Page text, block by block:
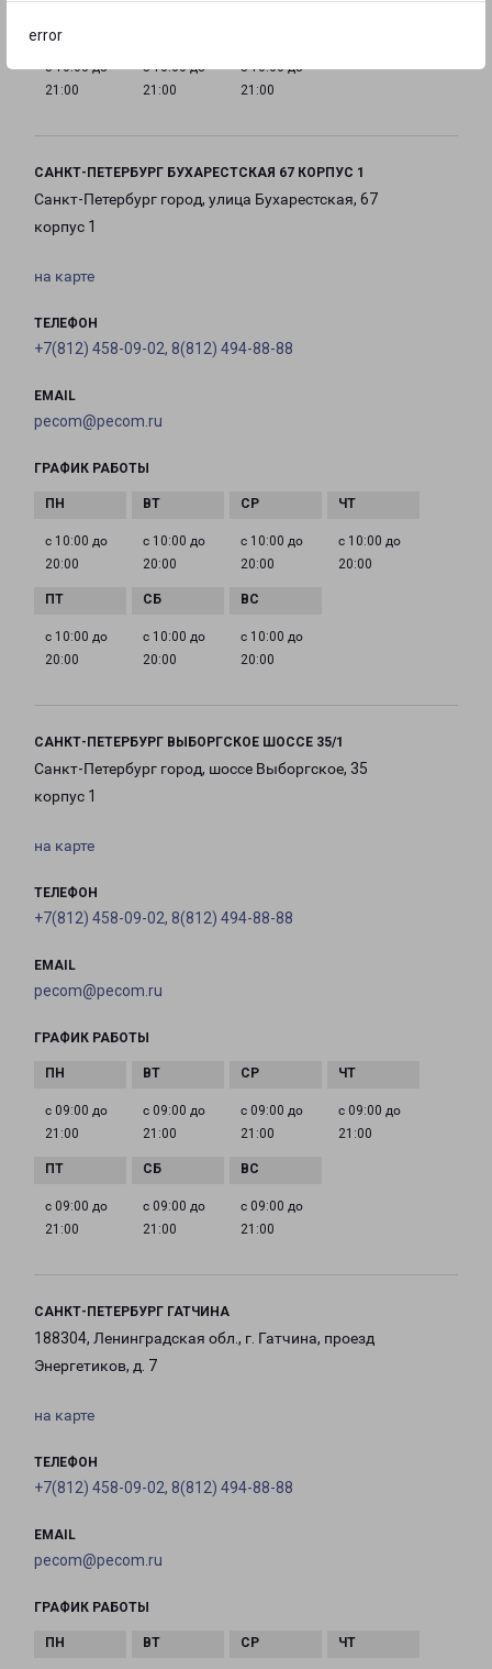
error
с 10:00 до
21:00
с 10:00 до
21:00
с 10:00 до
21:00
САНКТ-ПЕТЕРБУРГ БУХАРЕСТСКАЯ 67 КОРПУС 1
Санкт-Петербург город, улица Бухарестская, 67
корпус 1
на карте
ТЕЛЕФОН
+7(812) 458-09-02, 8(812) 494-88-88
EMAIL
pecom@pecom.ru
ГРАФИК РАБОТЫ
с 10:00 до
20:00
с 10:00 до
20:00
с 10:00 до
20:00
с 10:00 до
20:00
с 10:00 до
20:00
с 10:00 до
20:00
с 10:00 до
20:00
САНКТ-ПЕТЕРБУРГ ВЫБОРГСКОЕ ШОССЕ 35/1
Санкт-Петербург город, шоссе Выборгское, 35
корпус 1
на карте
ТЕЛЕФОН
+7(812) 458-09-02, 8(812) 494-88-88
EMAIL
pecom@pecom.ru
ГРАФИК РАБОТЫ
с 09:00 до
21:00
с 09:00 до
21:00
с 09:00 до
21:00
с 09:00 до
21:00
с 09:00 до
21:00
с 09:00 до
21:00
с 09:00 до
21:00
САНКТ-ПЕТЕРБУРГ ГАТЧИНА
188304, Ленинградская обл., г. Гатчина, проезд
Энергетиков, д. 7
на карте
ТЕЛЕФОН
+7(812) 458-09-02, 8(812) 494-88-88
EMAIL
pecom@pecom.ru
ГРАФИК РАБОТЫ